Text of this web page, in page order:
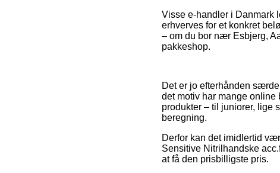
Visse e-handler i Danmark
erhverves for et konkret
– om du bor nær Esbjerg,
pakkeshop.
Det er jo efterhånden
det motiv har mange
produkter – til juniorer, lige
beregning.
Derfor kan det imidlertid
Sensitive Nitrilhandske
at få den prisbilligste pris.